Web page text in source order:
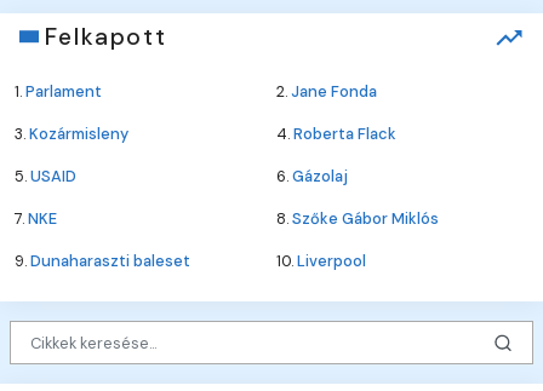
Felkapott
1.Parlament 2.Jane Fonda
3.Kozármisleny 4.Roberta Flack
5.USAID 6.Gázolaj
7.NKE 8.Szőke Gábor Miklós
9.Dunaharaszti baleset 10.Liverpool